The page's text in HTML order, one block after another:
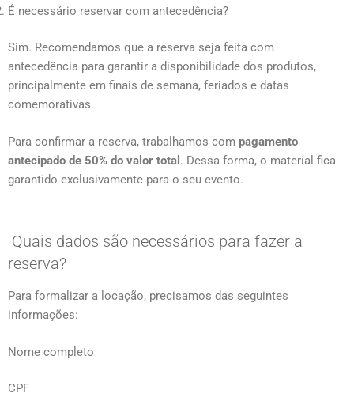
É necessário reservar com antecedência?
Sim. Recomendamos que a reserva seja feita com
antecedência para garantir a disponibilidade dos produtos,
principalmente em finais de semana, feriados e datas
comemorativas.
Para confirmar a reserva, trabalhamos com pagamento
antecipado de 50% do valor total . Dessa forma, o material fica
garantido exclusivamente para o seu evento.
Quais dados são necessários para fazer a
reserva?
Para formalizar a locação, precisamos das seguintes
informações:
Nome completo
CPF